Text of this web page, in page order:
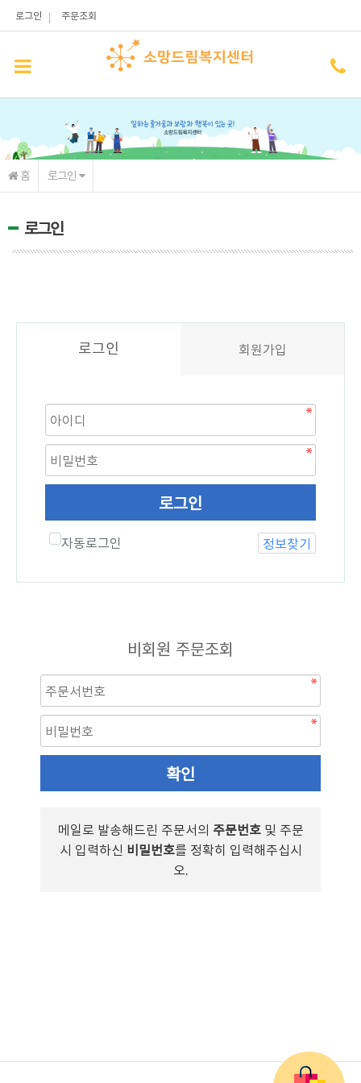
로그인 주문조회
홈 로그인
로그인
로그인 회원가입
로그인
자동로그인 정보찾기
비회원 주문조회
확인
메일로 발송해드린 주문서의 주문번호및 주문
시 입력하신 비밀번호를 정확히 입력해주십시
오.